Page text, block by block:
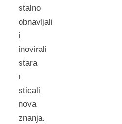
stalno
obnavljali
i
inovirali
stara
i
sticali
nova
znanja.